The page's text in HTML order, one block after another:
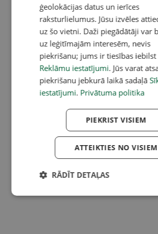
ģeolokācijas datus un ierīces
raksturlielumus. Jūsu izvēles
uz šo vietni. Daži piegādātāji var
uz leģitīmajām interesēm, nevis
piekrišanu; jums ir tiesības iebilst
Reklāmu iestatījumi. Jūs varat
piekrišanu jebkurā laikā sadaļā
iestatījumi. Privātuma politika
PIEKRIST VISIEM
ATTEIKTIES NO VISIEM
RĀDĪT DETAĻAS